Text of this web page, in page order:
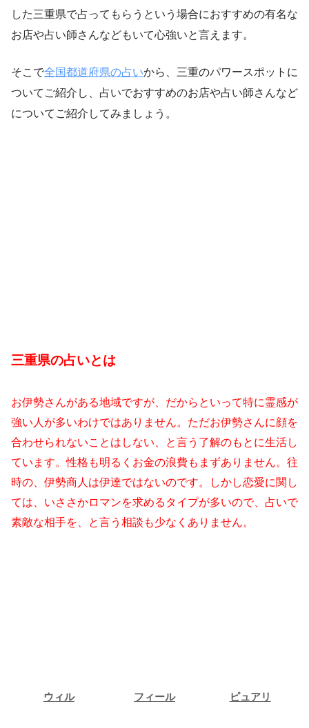
した三重県で占ってもらうという場合におすすめの有名な
お店や占い師さんなどもいて心強いと言えます。
そこで全国都道府県の占いから、三重のパワースポットに
ついてご紹介し、占いでおすすめのお店や占い師さんなど
についてご紹介してみましょう。
三重県の占いとは
お伊勢さんがある地域ですが、だからといって特に霊感が
強い人が多いわけではありません。ただお伊勢さんに顔を
合わせられないことはしない、と言う了解のもとに生活し
ています。性格も明るくお金の浪費もまずありません。往
時の、伊勢商人は伊達ではないのです。しかし恋愛に関し
ては、いささかロマンを求めるタイプが多いので、占いで
素敵な相手を、と言う相談も少なくありません。
ウィル フィール ピュアリ